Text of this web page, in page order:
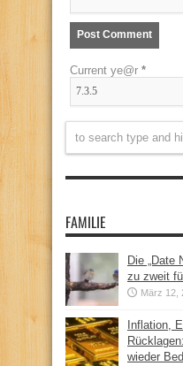
Current ye@r *
FAMILIE
Die „Date
zu zweit
März 12,
Inflation,
wieder